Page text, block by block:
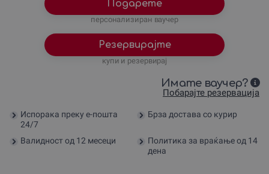
Подарете
персонализиран ваучер
Резервирајте
купи и резервирај
Имате ваучер?
Побарајте резервација
Испорака преку е-пошта
24/7
Брза достава со курир
Валидност од 12 месеци
Политика за враќање од 14
дена